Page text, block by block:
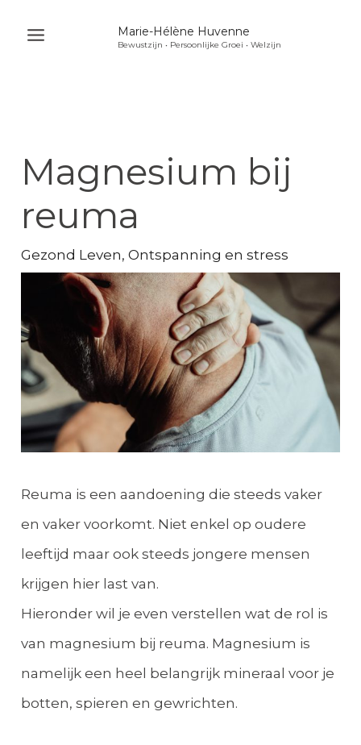
naar
Marie-Hélène Huvenne
Bewustzijn • Persoonlijke Groei • Welzijn
Magnesium bij
reuma
Gezond Leven,Ontspanning en stress
Reuma is een aandoening die steeds vaker
en vaker voorkomt. Niet enkel op oudere
leeftijd maar ook steeds jongere mensen
krijgen hier last van.
Hieronder wil je even verstellen wat de rol is
van magnesium bij reuma. Magnesium is
namelijk een heel belangrijk mineraal voor je
botten, spieren en gewrichten.